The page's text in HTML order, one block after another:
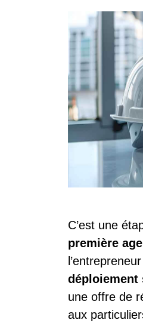
C’est une
première
l’entrepreneur
déploiement
une offre de
aux